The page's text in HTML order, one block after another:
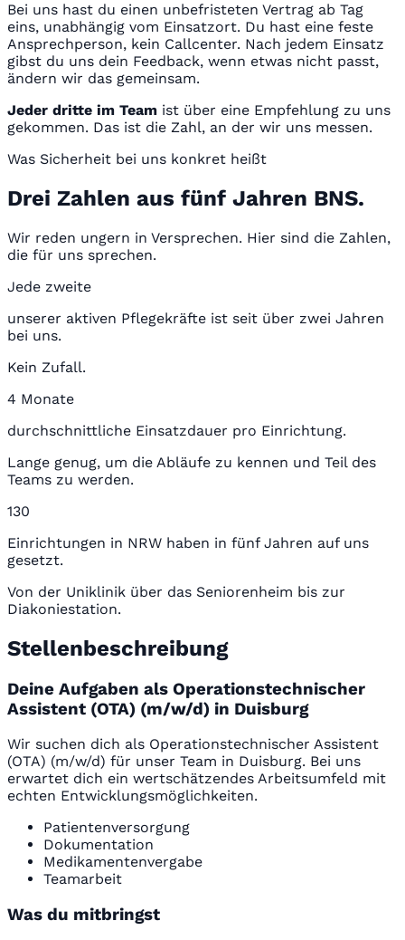
Bei uns hast du einen unbefristeten Vertrag ab Tag
eins, unabhängig vom Einsatzort. Du hast eine feste
Ansprechperson, kein Callcenter. Nach jedem Einsatz
gibst du uns dein Feedback, wenn etwas nicht passt,
ändern wir das gemeinsam.
Jeder dritte im Team ist über eine Empfehlung zu uns
gekommen. Das ist die Zahl, an der wir uns messen.
Was Sicherheit bei uns konkret heißt
Drei Zahlen aus fünf Jahren BNS.
Wir reden ungern in Versprechen. Hier sind die Zahlen,
die für uns sprechen.
Jede zweite
unserer aktiven Pflegekräfte ist seit über zwei Jahren
bei uns.
Kein Zufall.
4 Monate
durchschnittliche Einsatzdauer pro Einrichtung.
Lange genug, um die Abläufe zu kennen und Teil des
Teams zu werden.
130
Einrichtungen in NRW haben in fünf Jahren auf uns
gesetzt.
Von der Uniklinik über das Seniorenheim bis zur
Diakoniestation.
Stellenbeschreibung
Deine Aufgaben als Operationstechnischer
Assistent (OTA) (m/w/d) in Duisburg
Wir suchen dich als Operationstechnischer Assistent
(OTA) (m/w/d) für unser Team in Duisburg. Bei uns
erwartet dich ein wertschätzendes Arbeitsumfeld mit
echten Entwicklungsmöglichkeiten.
Patientenversorgung
Dokumentation
Medikamentenvergabe
Teamarbeit
Was du mitbringst